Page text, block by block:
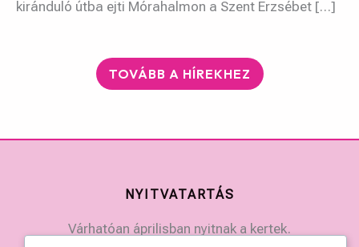
kiránduló útba ejti Mórahalmon a Szent Erzsébet […]
TOVÁBB A HÍREKHEZ
NYITVATARTÁS
Várhatóan áprilisban nyitnak a kertek.